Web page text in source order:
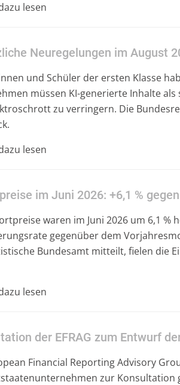
lesen
Neuregelungen im August
und Schüler der ersten Klasse
müssen KI-generierte Inhalte
zu verringern. Die
lesen
im Juni 2026: +6,1 %
waren im Juni 2026 um 6,1 %
gegenüber dem
Bundesamt mitteilt, fielen die
lesen
der EFRAG zum Entwurf
Financial Reporting Advisory
zur Konsultation